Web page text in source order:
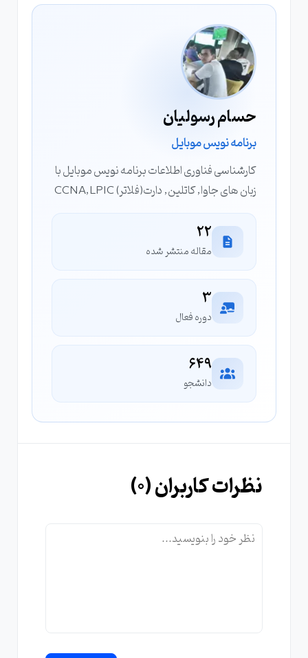
حسام رسولیان
برنامه نویس موبایل
کارشناسی فناوری اطلاعات برنامه نویس موبایل با
زبان های جاوا, کاتلین, دارت(فلاتر) CCNA,LPIC
22
مقاله منتشر شده
3
دوره فعال
649
دانشجو
نظرات کاربران (0
)